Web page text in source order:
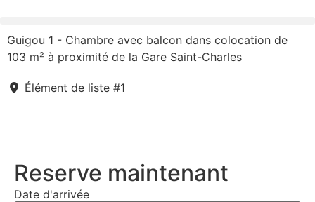
Guigou 1 - Chambre avec balcon dans colocation de
103 m² à proximité de la Gare Saint-Charles
Élément de liste #1
Reserve maintenant
Date d'arrivée